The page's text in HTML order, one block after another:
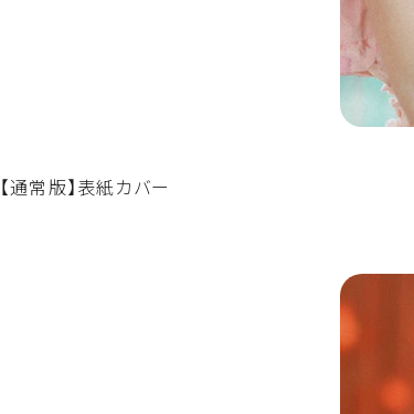
【通常版】表紙カバー